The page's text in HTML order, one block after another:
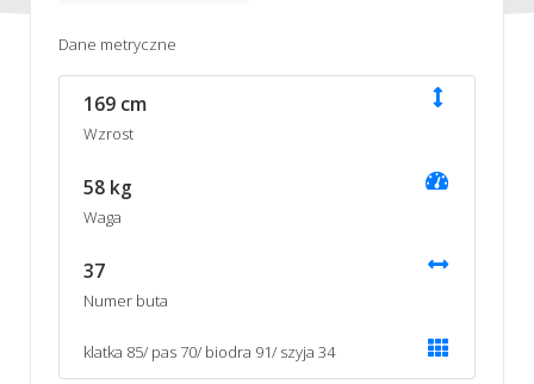
Dane metryczne
169 cm
Wzrost
58 kg
Waga
37
Numer buta
klatka 85/ pas 70/ biodra 91/ szyja 34